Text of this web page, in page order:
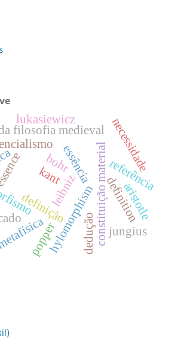
essência
definição constituição material
filosofia medieval
hylomorphismdefinition
kant
leibniz
jungius
referência
necessidade
lukasiewicz
dedução
aristotle
popper
bohr